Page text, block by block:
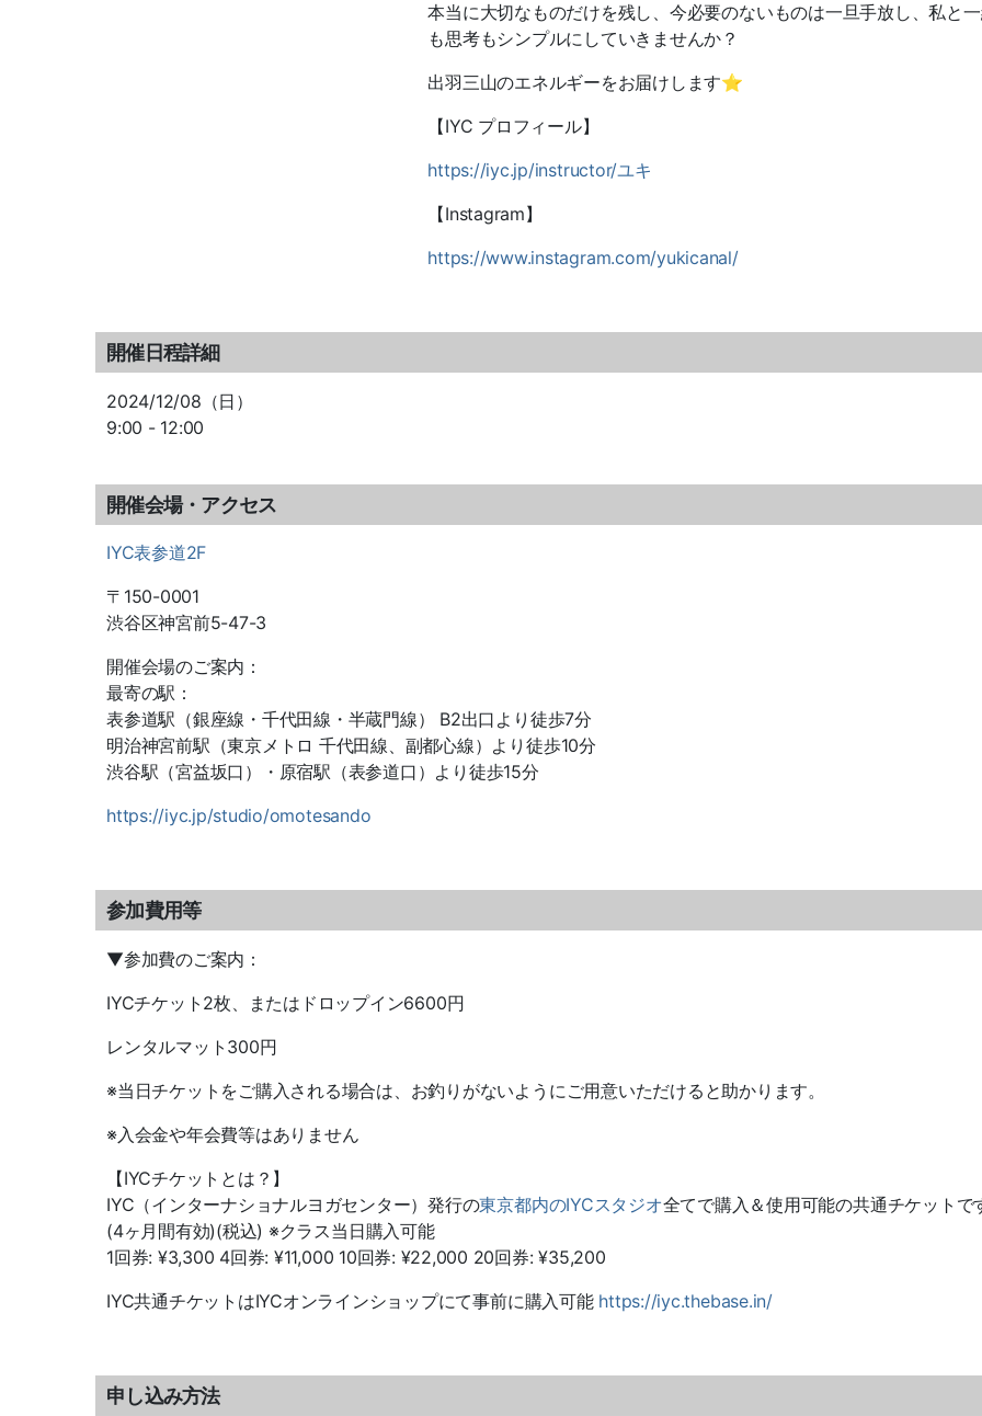
本当に大切なものだけを残し、今必要のないものは一旦手放し、私と
も思考もシンプルにしていきませんか？
出羽三山のエネルギーをお届けします⭐︎
【IYC プロフィール】
https://iyc.jp/instructor/ユキ
【Instagram】
https://www.instagram.com/yukicanal/
開催日程詳細
2024/12/08（日）
9:00 - 12:00
開催会場・アクセス
IYC表参道2F
〒 150-0001
渋谷区神宮前5-47-3
開催会場のご案内：
最寄の駅：
表参道駅（銀座線・千代田線・半蔵門線）
B2出口より徒歩7分
明治神宮前駅（東京メトロ 千代田線、副都心線）より徒歩10分
渋谷駅（宮益坂口）・原宿駅（表参道口）より徒歩15分
https://iyc.jp/studio/omotesando
参加費用等
▼参加費のご案内：
IYCチケット 2枚、またはドロップイン6600円
レンタルマット 300円
※当日チケットをご購入される場合は、お釣りがないようにご用意いただけると助かります。
※入会金や年会費等はありません
【IYCチケットとは？】
IYC （インターナショナルヨガセンター）発行の東京都内のIYCスタジオ全てで購入＆使用可能の共通チケットで
(4ヶ月間有効)(税込) ※クラス当日購入可能
1回券: ¥3,300 4回券: ¥11,000 10回券: ¥22,000 20回券: ¥35,200
IYC共通チケットはIYCオンラインショップにて事前に購入可能 https://iyc.thebase.in/
申し込み方法